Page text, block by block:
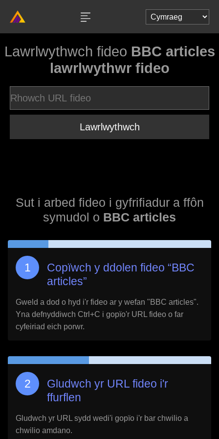
Lawrlwythwch fideo BBC articles
lawrlwythwr fideo
Lawrlwythwch
Sut i arbed fideo i gyfrifiadur a ffôn
symudol o BBC articles
Copïwch y ddolen fideo “BBC
articles”
Gweld a dod o hyd i'r fideo ar y wefan "BBC articles".
Yna defnyddiwch Ctrl+C i gopïo'r URL fideo o far
cyfeiriad eich porwr.
Gludwch yr URL fideo i'r
ffurflen
Gludwch yr URL sydd wedi'i gopïo i'r bar chwilio a
chwilio amdano.